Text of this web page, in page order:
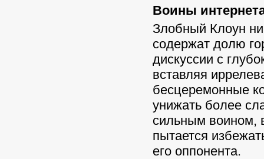
Воины
Злобный Клоун
содержат долю
дискуссии с
вставляя
бесцеремонные
унижать более
сильным воином,
пытается
его оппонента.